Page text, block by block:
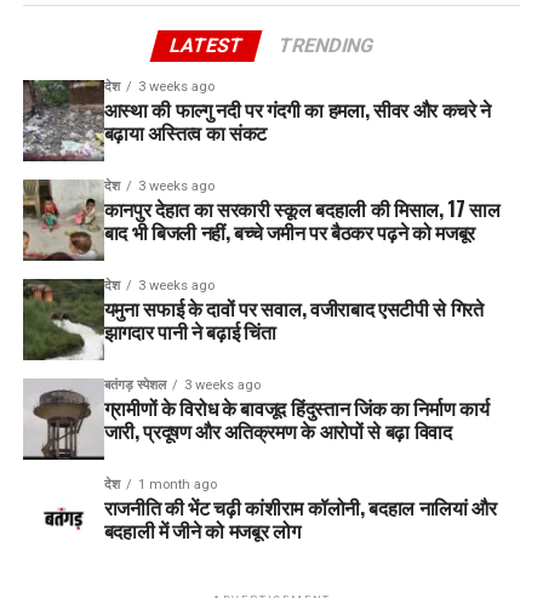
LATEST TRENDING
देश 3 weeks ago
आस्था की फाल्गु नदी पर गंदगी का हमला, सीवर और कचरे ने
बढ़ाया अस्तित्व का संकट
देश 3 weeks ago
कानपुर देहात का सरकारी स्कूल बदहाली की मिसाल, 17 साल
बाद भी बिजली नहीं, बच्चे जमीन पर बैठकर पढ़ने को मजबूर
देश 3 weeks ago
यमुना सफाई के दावों पर सवाल, वजीराबाद एसटीपी से गिरते
झागदार पानी ने बढ़ाई चिंता
बतंगड़ स्पेशल 3 weeks ago
ग्रामीणों के विरोध के बावजूद हिंदुस्तान जिंक का निर्माण कार्य
जारी, प्रदूषण और अतिक्रमण के आरोपों से बढ़ा विवाद
देश 1 month ago
राजनीति की भेंट चढ़ी कांशीराम कॉलोनी, बदहाल नालियां और
बदहाली में जीने को मजबूर लोग